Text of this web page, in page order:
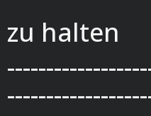
zu halten